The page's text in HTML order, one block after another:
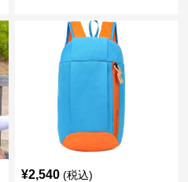
¥2,540 (税込)